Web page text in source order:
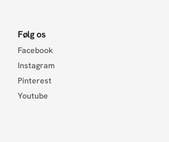
Følg os
Facebook
Instagram
Pinterest
Youtube